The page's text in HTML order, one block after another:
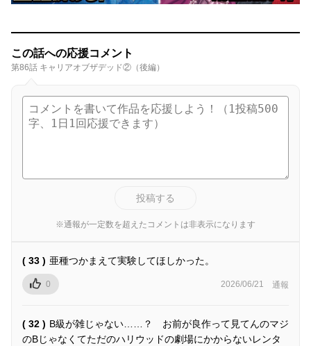
この話への応援コメント
第86話 キャリアオブザデッド②（後編）
投稿する
※通報が一定数を超えたコメントは非表示になります
( 33 ) 亜種つかまえて実験してほしかった。
0 2026/06/21 通報
( 32 ) B級が雑じゃない……？ お前が良作って見てんのマジ
のBじゃなくてただのハリウッドの劇場にかからないレンタ